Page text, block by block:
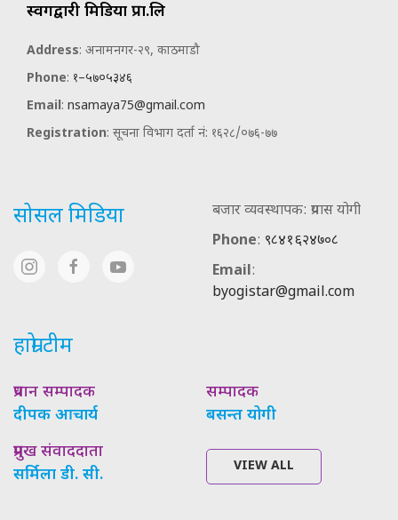
स्वर्गद्वारी मिडिया प्रा.लि
Address: अनामनगर-२९, काठमाडौ
Phone: १–५७०५३४६
Email: nsamaya75@gmail.com
Registration: सूचना विभाग दर्ता नं: १६२८/०७६-७७
सोसल मिडिया
बजार व्यवस्थापक: प्रयास योगी
Phone: ९८४१६२४७०८
Email:
byogistar@gmail.com
हाम्रो टीम
प्रधान सम्पादक
दीपक आचार्य
सम्पादक
बसन्त योगी
प्रमुख संवाददाता
सर्मिला डी. सी.
VIEW ALL